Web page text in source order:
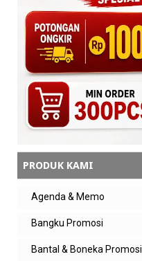
PRODUK KAMI
Agenda & Memo
Bangku Promosi
Bantal & Boneka Promosi